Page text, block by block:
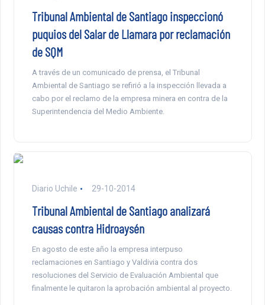
Tribunal Ambiental de Santiago inspeccionó
puquios del Salar de Llamara por reclamación
de SQM
A través de un comunicado de prensa, el Tribunal
Ambiental de Santiago se refirió a la inspección llevada a
cabo por el reclamo de la empresa minera en contra de la
Superintendencia del Medio Ambiente.
Diario Uchile 29-10-2014
Tribunal Ambiental de Santiago analizará
causas contra Hidroaysén
En agosto de este año la empresa interpuso
reclamaciones en Santiago y Valdivia contra dos
resoluciones del Servicio de Evaluación Ambiental que
finalmente le quitaron la aprobación ambiental al proyecto.